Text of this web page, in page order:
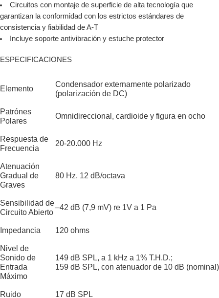
Circuitos con montaje de superficie de alta tecnología que
garantizan la conformidad con los estrictos estándares de
consistencia y fiabilidad de A-T
Incluye soporte antivibración y estuche protector
ESPECIFICACIONES
Elemento
Condensador externamente polarizado
(polarización de DC)
Patrónes
Polares
Omnidireccional, cardioide y figura en ocho
Respuesta de
Frecuencia
20-20.000 Hz
Atenuación
Gradual de
Graves
80 Hz, 12 dB/octava
Sensibilidad de
Circuito Abierto
–42 dB (7,9 mV) re 1V a 1 Pa
Impedancia 120 ohms
Nivel de
Sonido de
Entrada
Máximo
149 dB SPL, a 1 kHz a 1% T.H.D.;
159 dB SPL, con atenuador de 10 dB (nominal)
Ruido 17 dB SPL